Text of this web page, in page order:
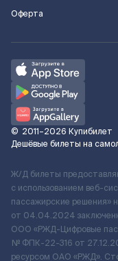
Оферта
© 2011–2026 Купибилет
Дешёвые билеты на
Ж/Д билеты
с использованием веб-
пассажирские решения»
от 04.04.2024
ООО «РЖД-Цифровые
№ ФПК-22-316 от
ресурсом ОАО «РЖД».